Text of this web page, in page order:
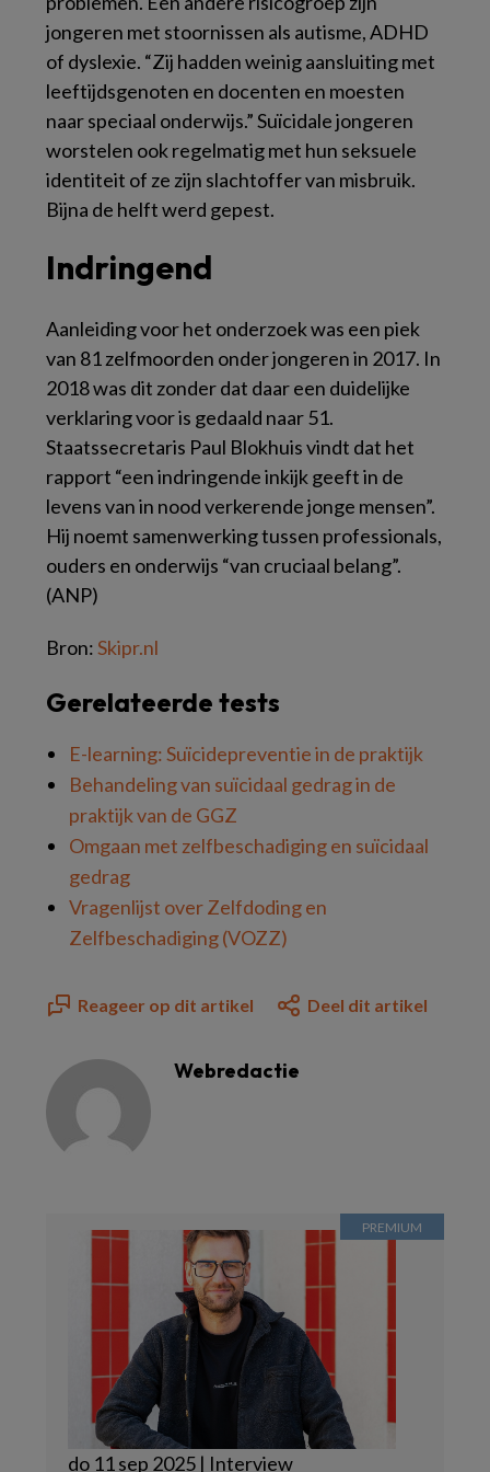
jongeren met stoornissen als autisme, ADHD
of dyslexie. “Zij hadden weinig aansluiting met
leeftijdsgenoten en docenten en moesten
naar speciaal onderwijs.” Suïcidale jongeren
worstelen ook regelmatig met hun seksuele
identiteit of ze zijn slachtoffer van misbruik.
Bijna de helft werd gepest.
Indringend
Aanleiding voor het onderzoek was een piek
van 81 zelfmoorden onder jongeren in 2017. In
2018 was dit zonder dat daar een duidelijke
verklaring voor is gedaald naar 51.
Staatssecretaris Paul Blokhuis vindt dat het
rapport “een indringende inkijk geeft in de
levens van in nood verkerende jonge mensen”.
Hij noemt samenwerking tussen professionals,
ouders en onderwijs “van cruciaal belang”.
(ANP)
Bron:Skipr.nl
Gerelateerde tests
E-learning: Suïcidepreventie in de praktijk
Behandeling van suïcidaal gedrag in de
praktijk van de GGZ
Omgaan met zelfbeschadiging en suïcidaal
gedrag
Vragenlijst over Zelfdoding en
Zelfbeschadiging (VOZZ)
Reageer op dit artikel Deel dit artikel
Webredactie
do 11 sep 2025 | Interview